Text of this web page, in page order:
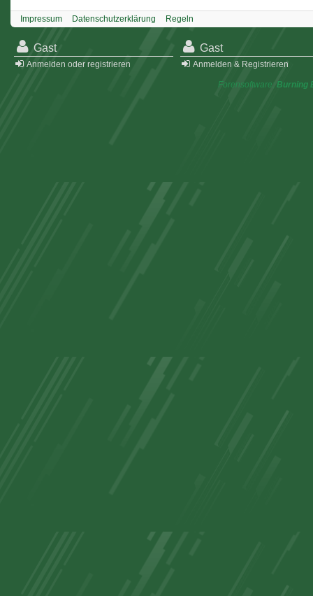
Impressum Datenschutzerklärung Regeln
Gast
Anmelden oder registrieren
Gast
Anmelden & Registrieren
Forensoftware: Burning